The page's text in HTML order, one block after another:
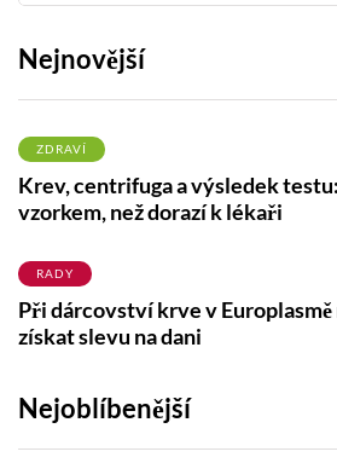
Nejnovější
ZDRAVÍ
Krev, centrifuga a výsledek testu:
vzorkem, než dorazí k lékaři
RADY
Při dárcovství krve v
získat slevu na dani
Nejoblíbenější